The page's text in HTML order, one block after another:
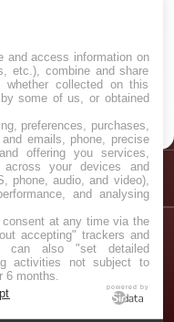
taekwondo ? (4/5 sur
de tous les temps ? (4/5
plus disponible sur
5 sur 4 votes)
and access information on
etc.), combine and share
whether collected on this
some of us, or obtained
preferences, purchases,
emails, phone, precise
offering you services,
your devices and
phone, audio, and video),
and analysing
at any time via the
accepting" trackers and
can also "set detailed
activities not subject to
months.
powered by